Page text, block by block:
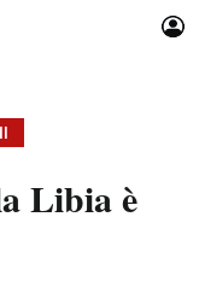
Libia è